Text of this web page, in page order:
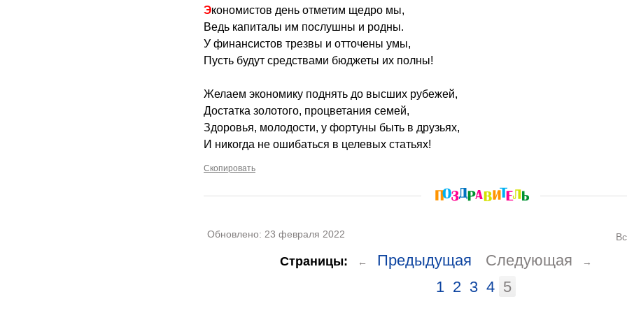
Экономистов день отметим щедро мы,
Ведь капиталы им послушны и родны.
У финансистов трезвы и отточены умы,
Пусть будут средствами бюджеты их полны!
Желаем экономику поднять до высших рубежей,
Достатка золотого, процветания семей,
Здоровья, молодости, у фортуны быть в друзьях,
И никогда не ошибаться в целевых статьях!
Скопировать
Обновлено: 23 февраля 2022
Страницы: ← Предыдущая Следующая →
1 2 3 4 5